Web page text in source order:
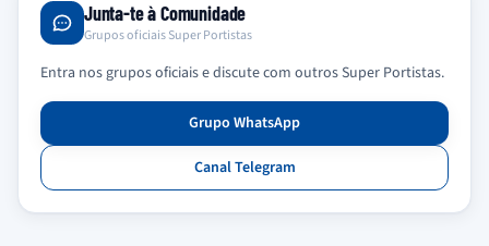
Junta-te à Comunidade
Grupos oficiais Super Portistas
Entra nos grupos oficiais e discute com outros Super Portistas.
Grupo WhatsApp
Canal Telegram